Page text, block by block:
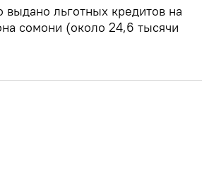
льготных кредитов на
сомони (около 24,6 тысячи